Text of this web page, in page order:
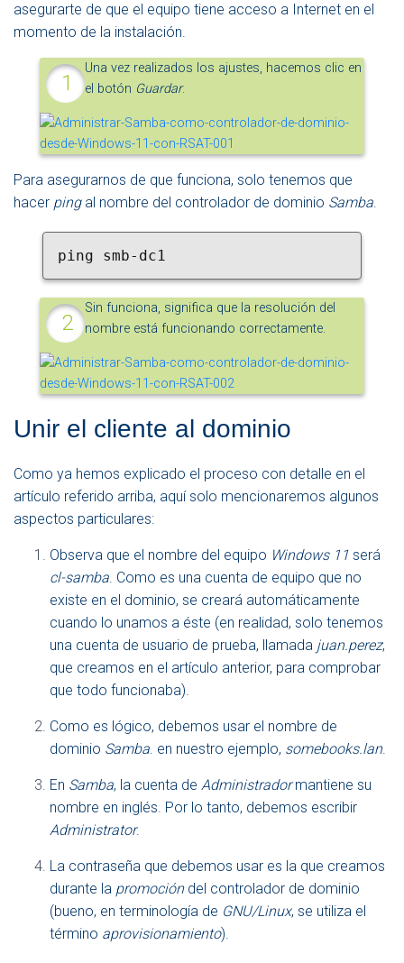
asegurarte de que el equipo tiene acceso a Internet en el
momento de la instalación.
Una vez realizados los ajustes, hacemos clic en
el botón Guardar.
Para asegurarnos de que funciona, solo tenemos que
hacer pingal nombre del controlador de dominio Samba.
ping smb-dc1
Sin funciona, significa que la resolución del
nombre está funcionando correctamente.
Unir el cliente al dominio
Como ya hemos explicado el proceso con detalle en el
artículo referido arriba, aquí solo mencionaremos algunos
aspectos particulares:
Observa que el nombre del equipo Windows 11 será
cl-samba. Como es una cuenta de equipo que no
existe en el dominio, se creará automáticamente
cuando lo unamos a éste (en realidad, solo tenemos
una cuenta de usuario de prueba, llamada juan.perez,
que creamos en el artículo anterior, para comprobar
que todo funcionaba).
Como es lógico, debemos usar el nombre de
dominio Samba. en nuestro ejemplo, somebooks.lan.
En Samba, la cuenta de Administradormantiene su
nombre en inglés. Por lo tanto, debemos escribir
Administrator.
La contraseña que debemos usar es la que creamos
durante la promocióndel controlador de dominio
(bueno, en terminología de GNU/Linux, se utiliza el
término aprovisionamiento).